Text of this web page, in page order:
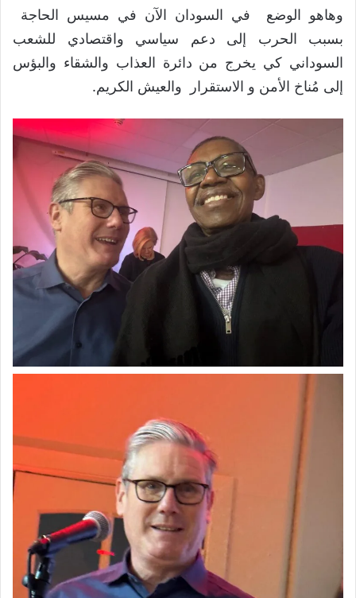
وهاهو الوضع في السودان الآن في مسيس الحاجة
بسبب الحرب إلى دعم سياسي واقتصادي للشعب
السوداني كي يخرج من دائرة العذاب والشقاء والبؤس
إلى مُناخ الأمن و الاستقرار والعيش الكريم.